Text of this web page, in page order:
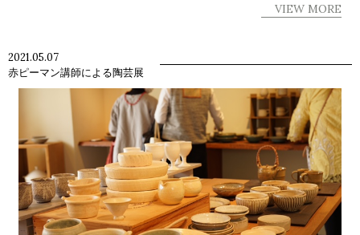
VIEW MORE
2021.05.07
赤ピーマン講師による陶芸展